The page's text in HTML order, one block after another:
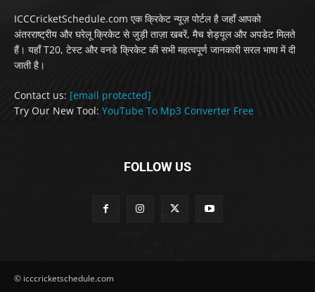
ICCCricketSchedule.com एक क्रिकेट न्यूज़ पोर्टल है जहाँ आपको
अंतरराष्ट्रीय और घरेलू क्रिकेट से जुड़ी ताज़ा खबरें, मैच शेड्यूल और अपडेट मिलते
हैं। यहाँ T20, टेस्ट और वनडे क्रिकेट की सभी महत्वपूर्ण जानकारी सरल भाषा में दी
जाती है।
Contact us: [email protected]
Try Our New Tool: YouTube To Mp3 Converter Free
FOLLOW US
© icccricketschedule.com